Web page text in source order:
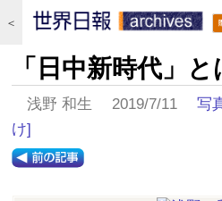
＜
「日中新時代」
浅野 和生 2019/7/11写
け]